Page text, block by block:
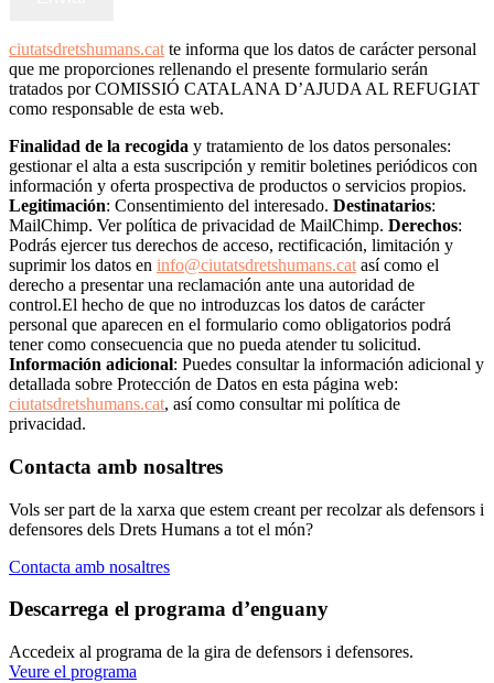
ciutatsdretshumans.cat te informa que los datos de carácter personal
que me proporciones rellenando el presente formulario serán
tratados por COMISSIÓ CATALANA D’AJUDA AL REFUGIAT
como responsable de esta web.
Finalidad de la recogida y tratamiento de los datos personales:
gestionar el alta a esta suscripción y remitir boletines periódicos con
información y oferta prospectiva de productos o servicios propios.
Legitimación: Consentimiento del interesado. Destinatarios:
MailChimp. Ver política de privacidad de MailChimp. Derechos:
Podrás ejercer tus derechos de acceso, rectificación, limitación y
suprimir los datos en info@ciutatsdretshumans.cat así como el
derecho a presentar una reclamación ante una autoridad de
control.El hecho de que no introduzcas los datos de carácter
personal que aparecen en el formulario como obligatorios podrá
tener como consecuencia que no pueda atender tu solicitud.
Información adicional: Puedes consultar la información adicional y
detallada sobre Protección de Datos en esta página web:
ciutatsdretshumans.cat, así como consultar mi política de
privacidad.
Contacta amb nosaltres
Vols ser part de la xarxa que estem creant per recolzar als defensors i
defensores dels Drets Humans a tot el món?
Contacta amb nosaltres
Descarrega el programa d’enguany
Accedeix al programa de la gira de defensors i defensores.
Veure el programa